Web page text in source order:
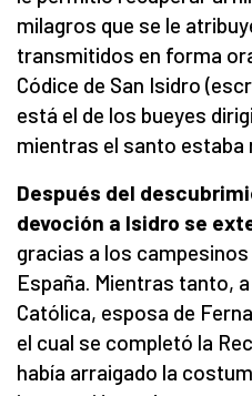
milagros que se le
transmitidos en forma
Códice de San Isidro
está el de los bueyes
mientras el santo estaba
Después del
devoción a Isidro se
gracias a los
España. Mientras tanto,
Católica, esposa de
el cual se completó la
había arraigado la